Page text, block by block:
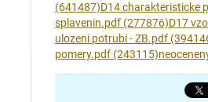
(641487)D14 charakteristicke
splavenin.pdf (277876)D17
ulozeni potrubi - ZB.pdf
pomery.pdf (243115)